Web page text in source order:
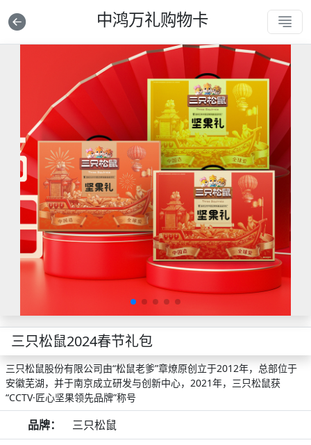
中鸿万礼购物卡
三只松鼠2024春节礼包
三只松鼠股份有限公司由“松鼠老爹”章燎原创立于2012年，总部位于
安徽芜湖，并于南京成立研发与创新中心，2021年，三只松鼠获
“CCTV·匠心坚果领先品牌”称号
品牌：
三只松鼠